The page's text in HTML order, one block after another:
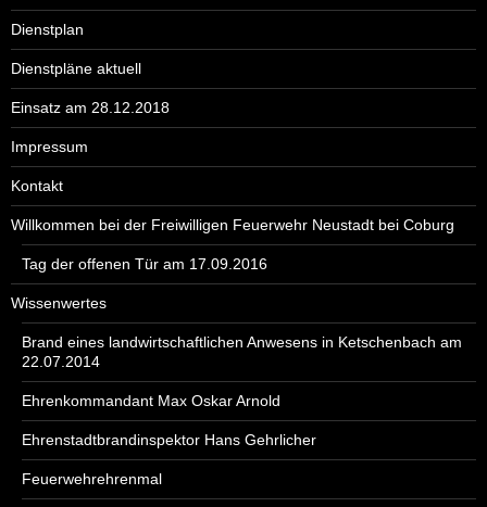
Dienstplan
Dienstpläne aktuell
Einsatz am 28.12.2018
Impressum
Kontakt
Willkommen bei der Freiwilligen Feuerwehr Neustadt bei Coburg
Tag der offenen Tür am 17.09.2016
Wissenwertes
Brand eines landwirtschaftlichen Anwesens in Ketschenbach am
22.07.2014
Ehrenkommandant Max Oskar Arnold
Ehrenstadtbrandinspektor Hans Gehrlicher
Feuerwehrehrenmal